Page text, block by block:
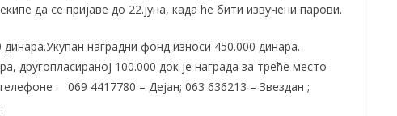
да се пријаве до 22.јуна, када ће бити извучени парови.
наградни фонд износи 450.000 динара.
другопласираној 100.000 док је награда за треће место
: 069 4417780 – Дејан; 063 636213 – Звездан ;